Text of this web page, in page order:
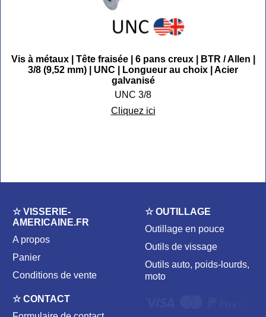
Vis à métaux | Tête fraisée | 6 pans creux | BTR / Allen |
3/8 (9,52 mm) | UNC | Longueur au choix | Acier
galvanisé
UNC 3/8
Cliquez ici
☆ VISSERIE-
AMERICAINE.FR
A propos
Panier
Conditions de vente
☆ OUTILLAGE
Outillage en pouce
Outils de vissage
Outils auto, poids-lourds,
moto
☆ CONTACT